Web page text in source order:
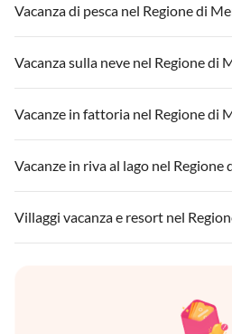
Vacanza di pesca nel Regione di
Vacanza sulla neve nel Regione di
Vacanze in fattoria nel Regione di
Vacanze in riva al lago nel Regione
Villaggi vacanza e resort nel